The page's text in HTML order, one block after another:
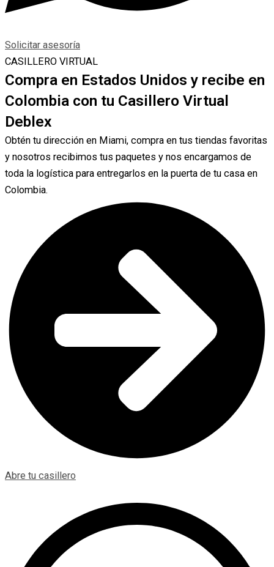
Solicitar asesoría
CASILLERO VIRTUAL
Compra en Estados Unidos y recibe en
Colombia con tu Casillero Virtual
Deblex
Obtén tu dirección en Miami, compra en tus tiendas favoritas
y nosotros recibimos tus paquetes y nos encargamos de
toda la logística para entregarlos en la puerta de tu casa en
Colombia.
Abre tu casillero